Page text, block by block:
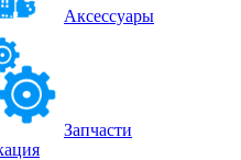
Аксессуары
Запчасти